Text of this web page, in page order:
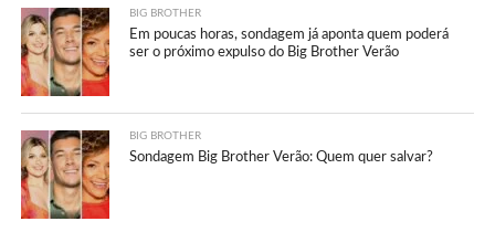
BIG BROTHER
Em poucas horas, sondagem já aponta quem poderá
ser o próximo expulso do Big Brother Verão
BIG BROTHER
Sondagem Big Brother Verão: Quem quer salvar?